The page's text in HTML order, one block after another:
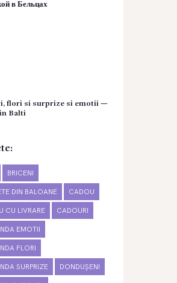
в Бельцах
flori si surprize si emotii —
Balti
BRICENI
DIN BALOANE CADOU
CU LIVRARE CADOURI
EMOTII
FLORI
SURPRIZE DONDUȘENI